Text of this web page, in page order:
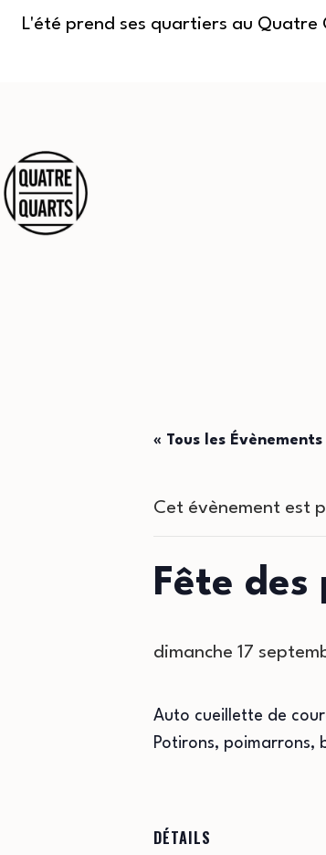
L'été prend ses quartiers au
contenu
« Tous les Évènements
Cet évènement est
Fête
dimanche 17
Auto cueillette de
Potirons, poimarrons,
DÉTAILS